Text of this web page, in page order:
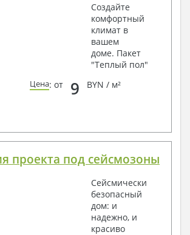
Создайте
комфортный
климат в
вашем
доме. Пакет
"Теплый пол"
Цена: от 9 BYN / м²
проекта под сейсмозоны
Сейсмически
безопасный
дом: и
надежно, и
красиво